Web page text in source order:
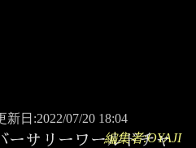
新日:2022/07/20 18:04
ーサリーワールドチャ
編集者:OYAJI